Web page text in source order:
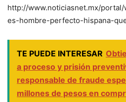
http://www.noticiasnet.mx/
es-hombre-perfecto-hispana-
TE PUEDE INTERESAR
a proceso y prisión
responsable de fraude
millones de pesos en